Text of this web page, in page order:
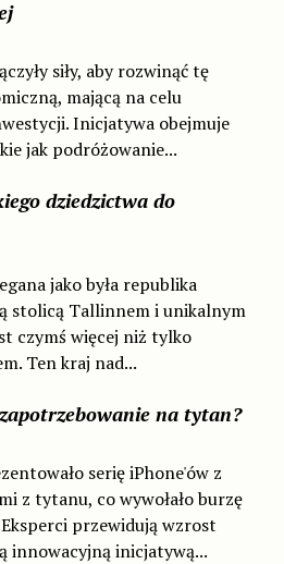
siły, aby rozwinąć tę
mającą na celu
Inicjatywa obejmuje
jak podróżowanie...
dziedzictwa do
jako była republika
stolicą Tallinnem i unikalnym
czymś więcej niż tylko
Ten kraj nad...
na tytan?
serię iPhone'ów z
z tytanu, co wywołało burzę
przewidują wzrost
innowacyjną inicjatywą...